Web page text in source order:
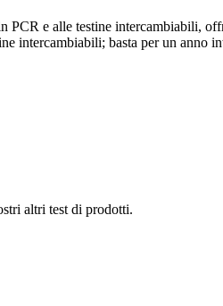
e alle testine intercambiabili,
intercambiabili; basta per un anno
altri test di prodotti.